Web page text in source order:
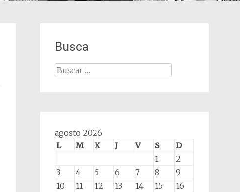
Busca
Buscar:
agosto 2026
L
M X J V S
D
1
2
3
4 5 6 7 8
9
10
11 12 13 14 15
16